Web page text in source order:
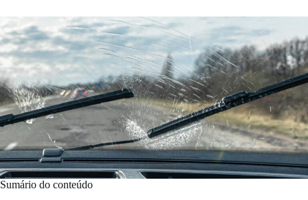
Sumário do conteúdo